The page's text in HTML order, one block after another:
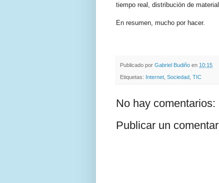
tiempo real, distribución de
En resumen, mucho por hacer.
Publicado por Gabriel Budiño en 10:15
Etiquetas: Internet Sociedad TIC
No hay comentarios:
Publicar un